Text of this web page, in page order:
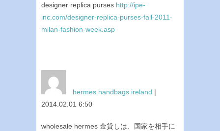
designer replica purses http://ipe-
inc.com/designer-replica-purses-fall-2011-
milan-fashion-week.asp
hermes handbags ireland |
2014.02.01 6:50
wholesale hermes 金貸しは、国家を相手に